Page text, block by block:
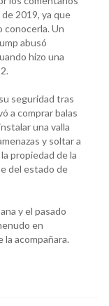
2019, ya que
conocerla. Un
abusó
hizo una
seguridad tras
a comprar balas
una valla
y soltar a
propiedad de la
del estado de
y el pasado
en
acompañara.